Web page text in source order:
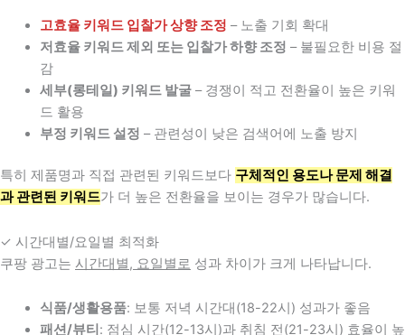
고효율 키워드 입찰가 상향 조정 – 노출 기회 확대
저효율 키워드 제외 또는 입찰가 하향 조정 – 불필요한 비용 절
감
세부(롱테일) 키워드 발굴– 경쟁이 적고 전환율이 높은 키워
드 활용
부정 키워드 설정 – 관련성이 낮은 검색어에 노출 방지
특히 제품명과 직접 관련된 키워드보다 구체적인 용도나 문제 해결
과 관련된 키워드가 더 높은 전환율을 보이는 경우가 많습니다.
✓ 시간대별/요일별 최적화
쿠팡 광고는 시간대별, 요일별로 성과 차이가 크게 나타납니다.
식품/생활용품: 보통 저녁 시간대(18-22시) 성과가 좋음
패션/뷰티 : 점심 시간(12-13시)과 취침 전(21-23시) 효율이 높